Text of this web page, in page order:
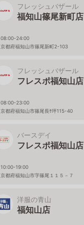
フレッシュバザール
福知山篠尾新町店
08:00-24:00
京都府福知山市篠尾新町2-103
フレッシュバザール
フレスポ福知山店
08:00-23:00
京都府福知山市篠尾長ｹ坪115-40
バースデイ
フレスポ福知山店
10:00-19:00
京都府福知山市字篠尾１１５－７
洋服の青山
福知山店